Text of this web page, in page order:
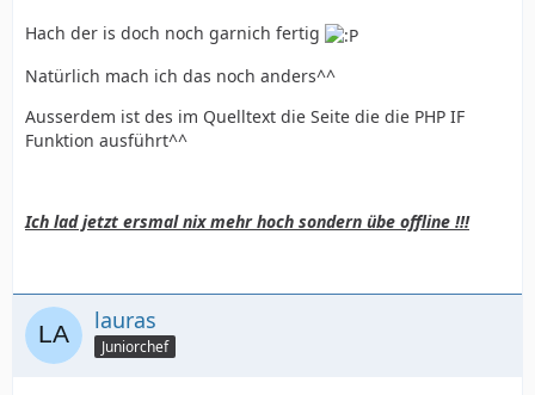
Hach der is doch noch garnich fertig
Natürlich mach ich das noch anders^^
Ausserdem ist des im Quelltext die Seite die die PHP IF
Funktion ausführt^^
Ich lad jetzt ersmal nix mehr hoch sondern übe offline !!!
lauras
Juniorchef